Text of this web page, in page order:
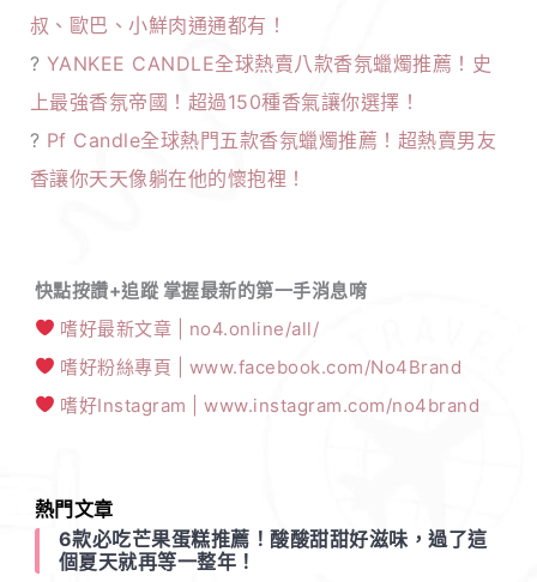
叔、歐巴、小鮮肉通通都有！
? YANKEE CANDLE全球熱賣八款香氛蠟燭推薦！史
上最強香氛帝國！超過150種香氣讓你選擇！
? Pf Candle全球熱門五款香氛蠟燭推薦！超熱賣男友
香讓你天天像躺在他的懷抱裡！
快點按讚+追蹤 掌握最新的第一手消息唷
嗜好最新文章 | no4.online/all/
嗜好粉絲專頁 | www.facebook.com/No4Brand
嗜好Instagram | www.instagram.com/no4brand
熱門文章
6款必吃芒果蛋糕推薦！酸酸甜甜好滋味，過了這
個夏天就再等一整年！